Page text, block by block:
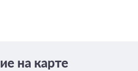
на карте